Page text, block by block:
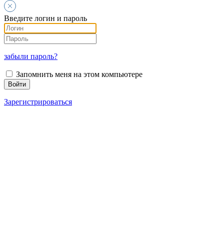
Введите логин и пароль
забыли пароль?
Запомнить меня на этом компьютере
Зарегистрироваться